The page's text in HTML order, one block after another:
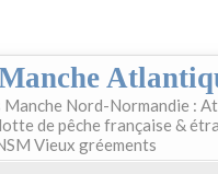
Nord-Normandie :
de pêche française &
Vieux gréements